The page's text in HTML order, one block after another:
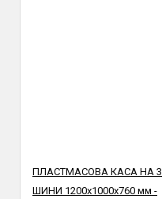
ПЛАСТМАСОВА КАСА НА 3
ШИНИ 1200х1000х760 мм -